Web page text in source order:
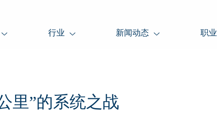
行业 新闻动态 职业
里”的系统之战